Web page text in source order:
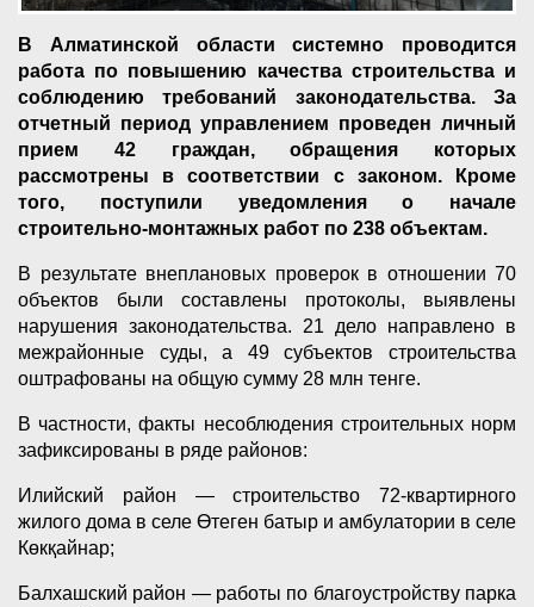
В Алматинской области системно проводится
работа по повышению качества строительства и
соблюдению требований законодательства. За
отчетный период управлением проведен личный
прием 42 граждан, обращения которых
рассмотрены в соответствии с законом. Кроме
того, поступили уведомления о начале
строительно-монтажных работ по 238 объектам.
В результате внеплановых проверок в отношении 70
объектов были составлены протоколы, выявлены
нарушения законодательства. 21 дело направлено в
межрайонные суды, а 49 субъектов строительства
оштрафованы на общую сумму 28 млн тенге.
В частности, факты несоблюдения строительных норм
зафиксированы в ряде районов:
Илийский район — строительство 72-квартирного
жилого дома в селе Өтеген батыр и амбулатории в селе
Көкқайнар;
Балхашский район — работы по благоустройству парка